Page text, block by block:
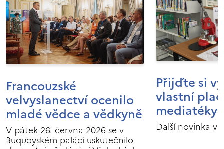
Francouzské
velvyslanectví ocenilo
mladé vědce a vědkyně
V pátek 26. června 2026 se v
Buquoyském paláci uskutečnilo
Přijďte si
vlastní
mediatéky
Další novinka v